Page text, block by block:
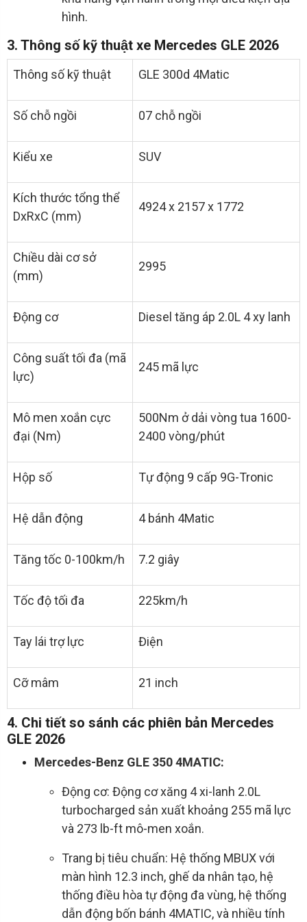
hình.
3. Thông số kỹ thuật xe Mercedes GLE 2026
Thông số kỹ thuật GLE 300d 4Matic
Số chỗ ngồi 07 chỗ ngồi
Kiểu xe SUV
Kích thước tổng thể
DxRxC (mm)
4924 x 2157 x 1772
Chiều dài cơ sở
(mm)
2995
Động cơ Diesel tăng áp 2.0L 4 xy lanh
Công suất tối đa (mã
lực)
245 mã lực
Mô men xoắn cực
đại (Nm)
500Nm ở dải vòng tua 1600-
2400 vòng/phút
Hộp số Tự động 9 cấp 9G-Tronic
Hệ dẫn động 4 bánh 4Matic
Tăng tốc 0-100km/h 7.2 giây
Tốc độ tối đa 225km/h
Tay lái trợ lực Điện
Cỡ mâm 21 inch
4. Chi tiết so sánh các phiên bản Mercedes
GLE 2026
Mercedes-Benz GLE 350 4MATIC:
Động cơ: Động cơ xăng 4 xi-lanh 2.0L
turbocharged sản xuất khoảng 255 mã lực
và 273 lb-ft mô-men xoắn.
Trang bị tiêu chuẩn: Hệ thống MBUX với
màn hình 12.3 inch, ghế da nhân tạo, hệ
thống điều hòa tự động đa vùng, hệ thống
dẫn động bốn bánh 4MATIC, và nhiều tính